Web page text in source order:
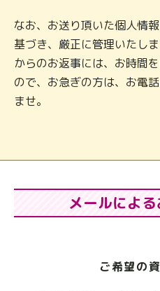
なお、お送り頂いた個人情
基づき、厳正に管理いたし
からのお返事には、お時間
ので、お急ぎの方は、お電
ませ。
メールによ
ご希望の